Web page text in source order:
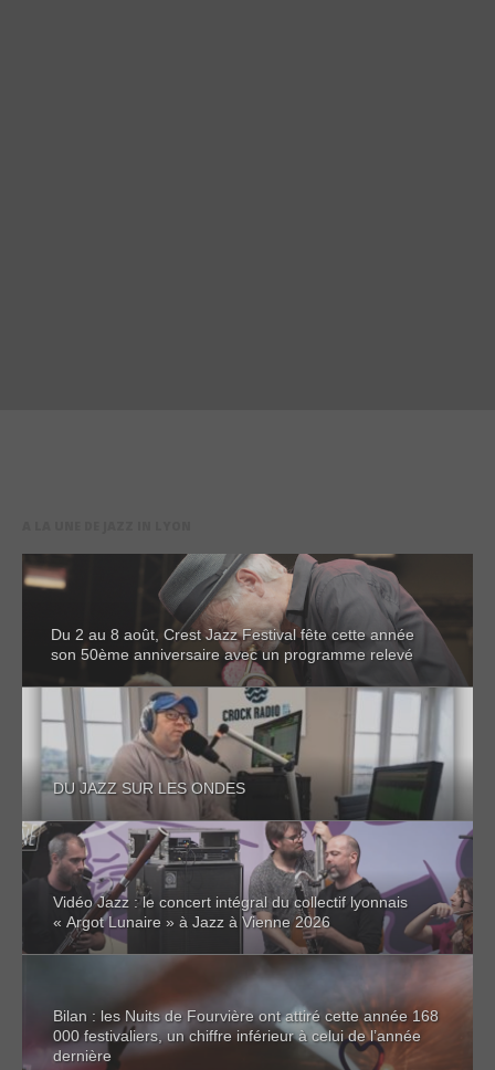
Du 2 au 8 août, Crest Jazz Festival fête cette année
son 50ème anniversaire avec un programme relevé
DU JAZZ SUR LES ONDES
Vidéo Jazz : le concert intégral du collectif lyonnais
« Argot Lunaire » à Jazz à Vienne 2026
Bilan : les Nuits de Fourvière ont attiré cette année 168
000 festivaliers, un chiffre inférieur à celui de l’année
dernière